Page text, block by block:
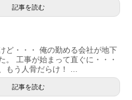
記事を読む
ど・・・ 俺の勤める会社が地下
。 工事が始まって直ぐに・・・
もう人骨だらけ！ ...
記事を読む